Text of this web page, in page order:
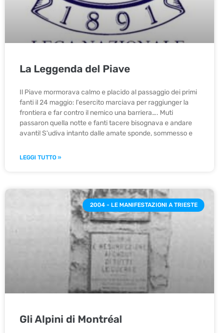
La Leggenda del Piave
Il Piave mormorava calmo e placido al passaggio dei primi
fanti il 24 maggio: l'esercito marciava per raggiunger la
frontiera e far contro il nemico una barriera…. Muti
passaron quella notte e fanti tacere bisognava e andare
avanti! S'udiva intanto dalle amate sponde, sommesso e
LEGGI TUTTO »
2004 - LE MANIFESTAZIONI A TRIESTE
Gli Alpini di Montréal